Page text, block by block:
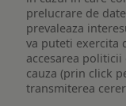
prelucrare de
prevaleaza
va puteti exercita
accesarea
cauza (prin click
transmiterea